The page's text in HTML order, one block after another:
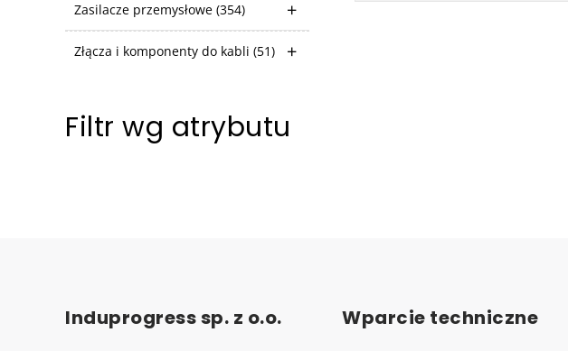
Zasilacze przemysłowe (354)
Złącza i komponenty do kabli (51)
Filtr wg atrybutu
Induprogress sp. z o.o. Wparcie techniczne